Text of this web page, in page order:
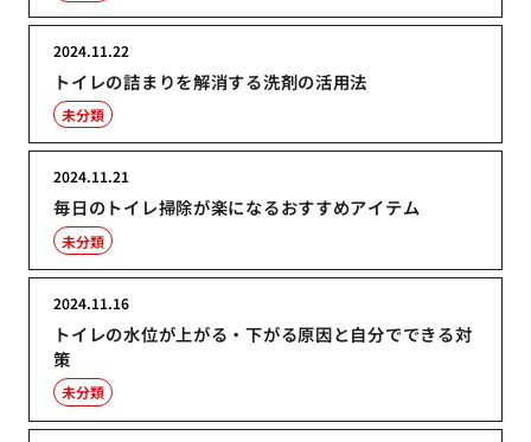
トイレの詰まりを解消する洗剤の活用法
2024.11.22
未分類
毎日のトイレ掃除が楽になるおすすめアイテム
2024.11.21
未分類
トイレの水位が上がる・下がる原因と自分でできる対
策
2024.11.16
未分類